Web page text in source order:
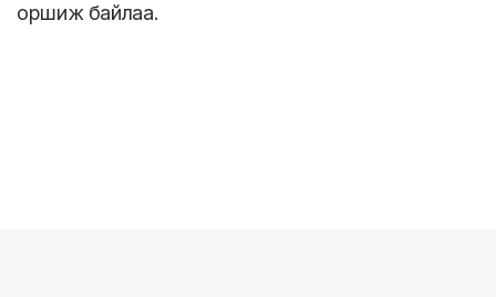
оршиж байлаа.